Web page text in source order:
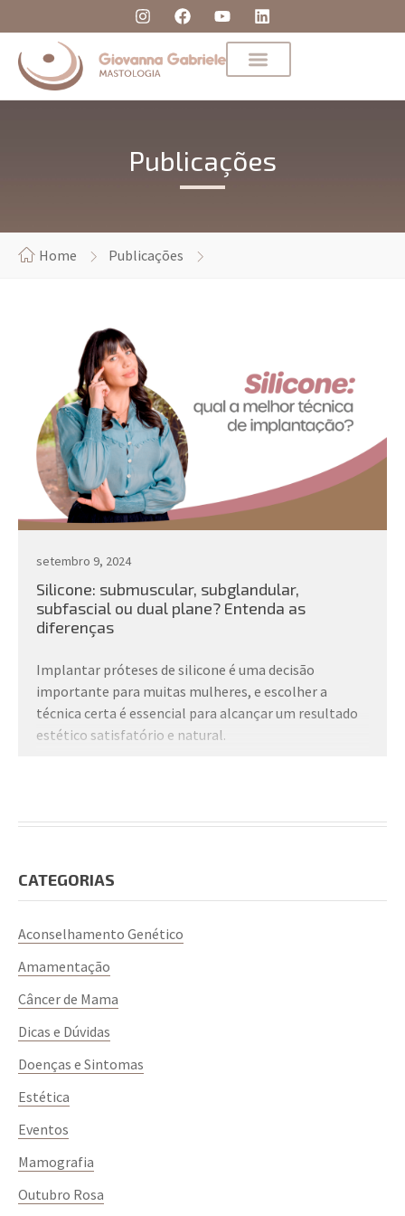
Publicações
Home Publicações
setembro 9, 2024
Silicone: submuscular, subglandular,
subfascial ou dual plane? Entenda as
diferenças
Implantar próteses de silicone é uma decisão
importante para muitas mulheres, e escolher a
técnica certa é essencial para alcançar um resultado
estético satisfatório e natural.
Cada uma tem suas particularidades e é indicada para
Cada uma dessas técnicas tem suas vantagens e
desvantagens. Por isso, é fundamental conversar com
o seu cirurgião(ã) para alinhar expectativas e escolher
a melhor técnica para o seu caso.
Se você busca uma médica para realizar sua cirurgia
mamária e ainda avaliar a saúde completa das suas
CATEGORIAS
Aconselhamento Genético
Amamentação
Câncer de Mama
Dicas e Dúvidas
Doenças e Sintomas
Estética
Eventos
Mamografia
Outubro Rosa